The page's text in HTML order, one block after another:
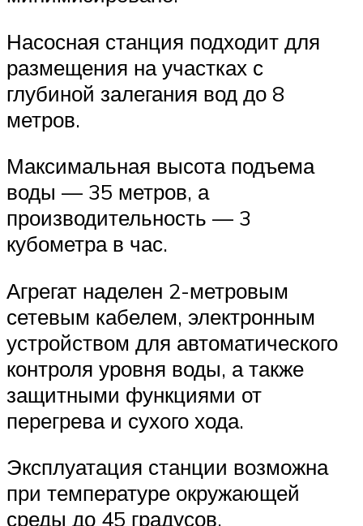
Насосная станция подходит для
размещения на участках с
глубиной залегания вод до 8
метров.
Максимальная высота подъема
воды — 35 метров, а
производительность — 3
кубометра в час.
Агрегат наделен 2-метровым
сетевым кабелем, электронным
устройством для автоматического
контроля уровня воды, а также
защитными функциями от
перегрева и сухого хода.
Эксплуатация станции возможна
при температуре окружающей
среды до 45 градусов.